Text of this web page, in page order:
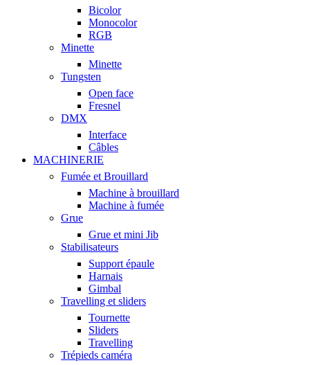
Bicolor
Monocolor
RGB
Minette
Minette
Tungsten
Open face
Fresnel
DMX
Interface
Câbles
MACHINERIE
Fumée et Brouillard
Machine à brouillard
Machine à fumée
Grue
Grue et mini Jib
Stabilisateurs
Support épaule
Harnais
Gimbal
Travelling et sliders
Tournette
Sliders
Travelling
Trépieds caméra